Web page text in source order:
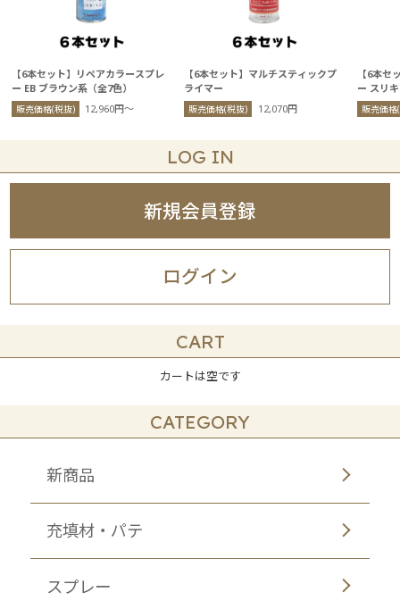
【6本セット】リペアカラースプレ
ー EB ブラウン系（全7色）
販売価格(税抜) 12,960円〜
【6本セット】マルチスティックプ
ライマー
販売価格(税抜) 12,070円
【6本セ
ー スリ
販売価格
LOG IN
ログイン
新規会員登録
CART
カートは空です
CATEGORY
新商品
充填材・パテ
スプレー